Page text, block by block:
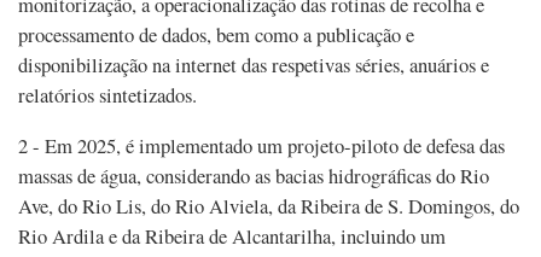
processamento de dados, bem como a publicação e
disponibilização na internet das respetivas séries, anuários e
relatórios sintetizados.
2 - Em 2025, é implementado um projeto-piloto de defesa das
massas de água, considerando as bacias hidrográficas do Rio
Ave, do Rio Lis, do Rio Alviela, da Ribeira de S. Domingos, do
Rio Ardila e da Ribeira de Alcantarilha, incluindo um